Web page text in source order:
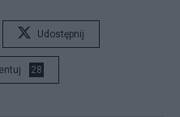
Udostępnij
28